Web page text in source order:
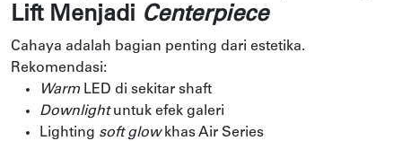
Lift Menjadi Centerpiece
Cahaya adalah bagian penting dari estetika.
Rekomendasi:
Warm LED di sekitar shaft
Downlight untuk efek galeri
Lighting soft glowkhas Air Series